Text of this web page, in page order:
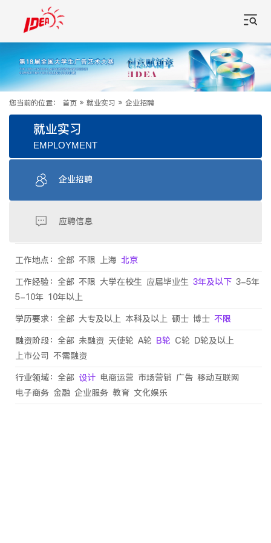
您当前的位置： 首页 » 就业实习 » 企业招聘
就业实习
EMPLOYMENT
企业招聘
应聘信息
工作地点： 全部 不限 上海 北京
工作经验： 全部 不限 大学在校生 应届毕业生 3年及以下 3-5年
5-10年 10年以上
学历要求： 全部 大专及以上 本科及以上 硕士 博士 不限
融资阶段： 全部 未融资 天使轮 A轮 B轮 C轮 D轮及以上
上市公司 不需融资
行业领域： 全部 设计 电商运营 市场营销 广告 移动互联网
电子商务 金融 企业服务 教育 文化娱乐